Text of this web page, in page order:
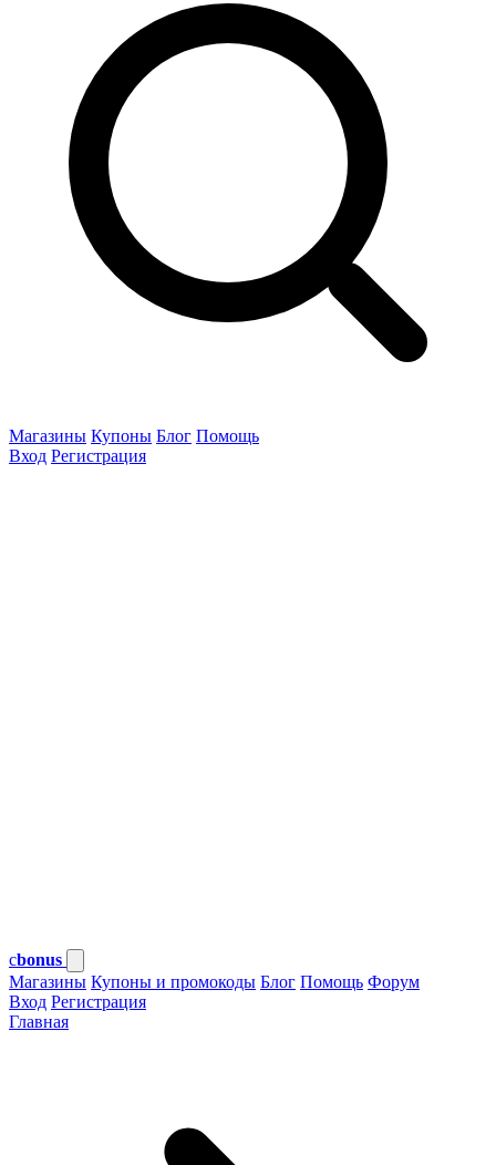
Магазины Купоны Блог Помощь
Вход Регистрация
cbonus
Магазины Купоны и промокоды Блог Помощь Форум
Вход Регистрация
Главная